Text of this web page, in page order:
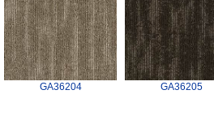
GA36204 GA36205